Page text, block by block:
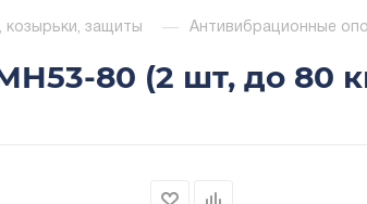
козырьки, защиты — Антивибрационные
80 (2 шт, до 80